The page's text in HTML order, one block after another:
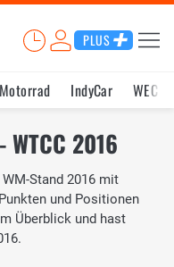
PLUS
Motorrad IndyCar WEC
WTCC 2016
Stand 2016 mit
und Positionen
Überblick und hast